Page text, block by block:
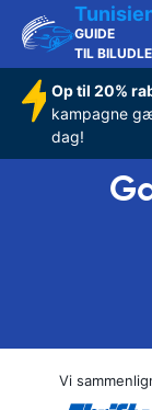
GUIDE
TIL
Op til 20%
kampagne
dag!
Vi